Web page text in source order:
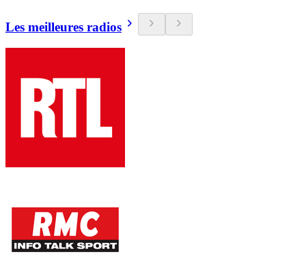
Les meilleures radios